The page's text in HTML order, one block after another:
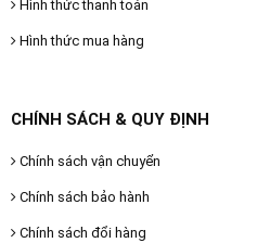
Hình thức thanh toán
Hình thức mua hàng
CHÍNH SÁCH & QUY ĐỊNH
Chính sách vận chuyển
Chính sách bảo hành
Chính sách đổi hàng